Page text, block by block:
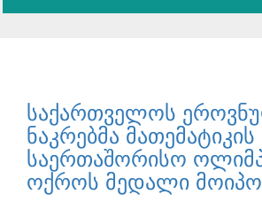
საქართველოს
ნაკრებმა მათემატიკის
საერთაშორისო
ოქროს მედალი